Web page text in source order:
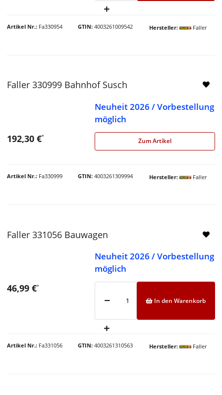
Artikel Nr. Fa330954 GTIN 4003261009542 Hersteller Faller
Faller 330999 Bahnhof Susch
Neuheit 2026 / Vorbestellung
möglich
Artikel Nr. Fa330999 GTIN 4003261309994 Hersteller Faller
192,30 €*
Zum Artikel
Faller 331056 Bauwagen
Neuheit 2026 / Vorbestellung
möglich
Artikel Nr. Fa331056 GTIN 4003261310563 Hersteller Faller
46,99 €*
In den Warenkorb